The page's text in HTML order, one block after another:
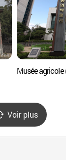
Musée
Voir plus